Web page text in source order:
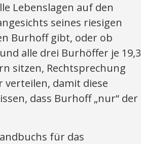
Lebenslagen auf den
seines riesigen
Burhoff gibt, oder ob
alle drei Burhöffer je 19,3
sitzen, Rechtsprechung
verteilen, damit diese
dass Burhoff „nur“ der
für das